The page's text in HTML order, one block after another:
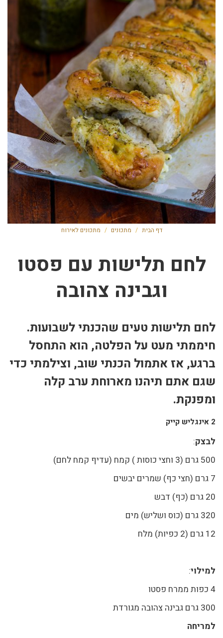
דף הבית / מתכונים / מתכונים לאירוח
לחם תלישות עם פסטו
וגבינה צהובה
לחם תלישות טעים שהכנתי לשבועות.
חיממתי מעט על הפלטה, הוא התחסל
ברגע, אז אתמול הכנתי שוב, וצילמתי כדי
שגם אתם תיהנו מארוחת ערב קלה
ומפנקת.
2 אינגליש קייק
לבצק:
500 גרם (3 וחצי כוסות ) קמח (עדיף קמח לחם)
7 גרם (חצי כף) שמרים יבשים
20 גרם (כף) דבש
320 גרם (כוס ושליש) מים
12 גרם (2 כפיות) מלח
למילוי:
4 כפות ממרח פסטו
300 גרם גבינה צהובה מגורדת
למריחה